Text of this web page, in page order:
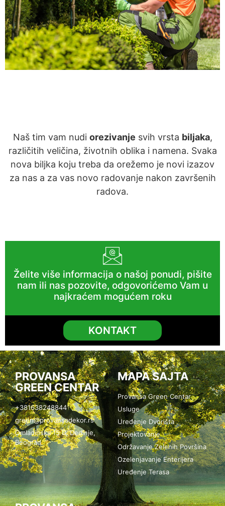
Naš tim vam nudi orezivanje svih vrsta biljaka,
različitih veličina, životnih oblika i namena. Svaka
nova biljka koju treba da orežemo je novi izazov
za nas a za vas novo radovanje nakon završenih
radova.
Želite više informacija o našoj ponudi, pišite
nam ili nas pozovite, odgovorićemo Vam u
najkraćem mogućem roku
KONTAKT
PROVANSA
GREEN CENTAR
+381638248844
green@provansadekor.rs
Omladinska 15 D, Dedinje,
Beograd
MAPA SAJTA
Provansa Green Centar
Usluge
Uređenje Dvorišta
Projektovanje
Održavanje Zelenih Površina
Ozelenjavanje Enterijera
Uređenje Terasa